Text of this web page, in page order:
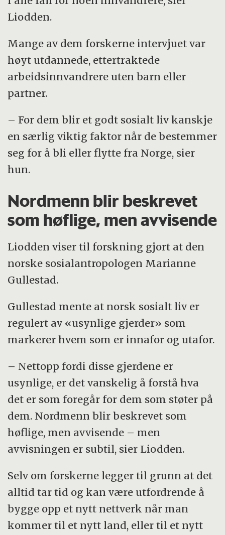
Liodden.
Mange av dem forskerne intervjuet var
høyt utdannede, ettertraktede
arbeidsinnvandrere uten barn eller
partner.
– For dem blir et godt sosialt liv kanskje
en særlig viktig faktor når de bestemmer
seg for å bli eller flytte fra Norge, sier
hun.
Nordmenn blir beskrevet
som høflige, men avvisende
Liodden viser til forskning gjort at den
norske sosialantropologen Marianne
Gullestad.
Gullestad mente at norsk sosialt liv er
regulert av «usynlige gjerder» som
markerer hvem som er innafor og utafor.
– Nettopp fordi disse gjerdene er
usynlige, er det vanskelig å forstå hva
det er som foregår for dem som støter på
dem. Nordmenn blir beskrevet som
høflige, men avvisende – men
avvisningen er subtil, sier Liodden.
Selv om forskerne legger til grunn at det
alltid tar tid og kan være utfordrende å
bygge opp et nytt nettverk når man
kommer til et nytt land, eller til et nytt